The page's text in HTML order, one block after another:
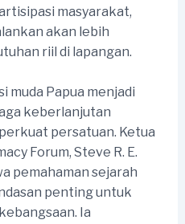
masyarakat,
akan lebih
riil di lapangan.
muda Papua menjadi
keberlanjutan
persatuan. Ketua
Forum, Steve R. E.
pemahaman sejarah
penting untuk
Ia